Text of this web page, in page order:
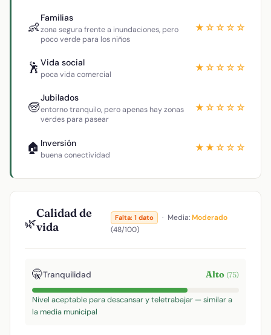
👶
Familias
zona segura frente a inundaciones, pero
poco verde para los niños
★☆☆☆☆
🕺 Vida social
poca vida comercial
★☆☆☆☆
🧓
Jubilados
entorno tranquilo, pero apenas hay zonas
verdes para pasear
★☆☆☆☆
🏠 Inversión
buena conectividad
★★☆☆☆
🌿
Calidad de
vida
Falta: 1 dato · Media:Moderado
(48/100)
🤫Tranquilidad Alto (75)
Nivel aceptable para descansar y teletrabajar — similar a
la media municipal